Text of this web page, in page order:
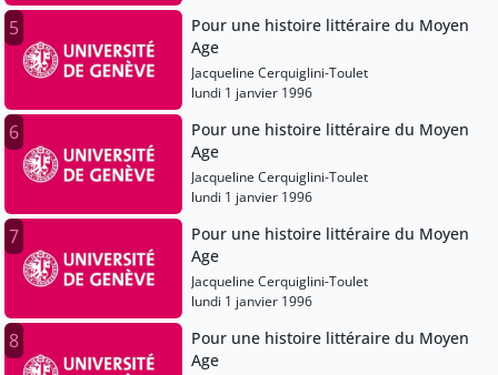
5
Pour une histoire littéraire du Moyen
Age
Jacqueline Cerquiglini-Toulet
lundi 1 janvier 1996
6
Pour une histoire littéraire du Moyen
Age
Jacqueline Cerquiglini-Toulet
lundi 1 janvier 1996
7
Pour une histoire littéraire du Moyen
Age
Jacqueline Cerquiglini-Toulet
lundi 1 janvier 1996
8
Pour une histoire littéraire du Moyen
Age